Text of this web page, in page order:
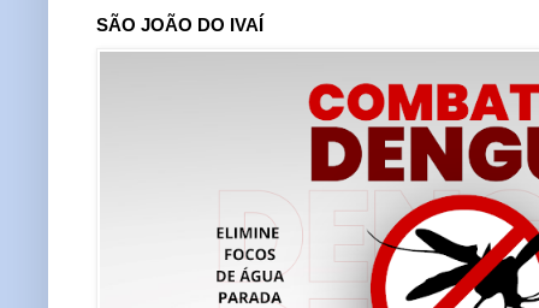
SÃO JOÃO DO IVAÍ